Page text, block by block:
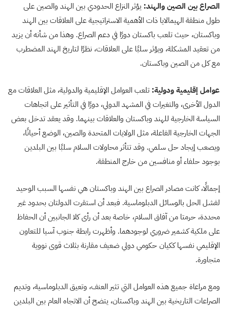
الصراع بين الصين والهند: يؤثر النزاع الحدودي بين الهند والصين على
طول منطقة الهيمالايا ذات الأهمية الاستراتيجية على العلاقات بين الهند
وباكستان، حيث تلعب باكستان دورًا في دعم الصراع. وهذا من شأنه أن يزيد
من تعقيد المشكلة، ويؤثر سلبًا على العلاقات، نظرًا لتاريخ الهند المضطرب
مع كل من الصين وباكستان.
عوامل إقليمية ودولية: تلعب العوامل الإقليمية والدولية، مثل العلاقات مع
الدول الأخرى، والتغيرات في المشهد الدولي، دورًا في التأثير على اتجاهات
السياسة الخارجية للهند وباكستان والعلاقات بينهما. وقد يعقد تدخل بعض
الجهات الخارجية الفاعلة، مثل الولايات المتحدة والصين، الوضع أحيانًا،
ويصعب إيجاد حل سلمي. وقد تتأثر محاولات السلام سلبًا بين البلدين
بوجود حلفاء أو منافسين من خارج المنطقة.
إجمالًا، كانت مصادر الصراع بين الهند وباكستان هي نفسها السبب الوحيد
لفشل الحل بالوسائل الدبلوماسية. فبعد أن استقرت الدولتان بحدود غير
محددة، حرمتا من آفاق السلام، خاصة بعد أن رأى كلا الجانبين أن الحفاظ
على ملكية كشمير ضروري لوجودهما. وأظهرت رابطة جنوب آسيا للتعاون
الإقليمي نفسها ككيان حكومي دولي ضعيف مقارنة بثلاث قوى نووية
متجاورة.
ومع مراعاة جميع هذه العوامل التي تثير العنف، وتعيق الدبلوماسية، وتديم
الصراعات التاريخية بين الهند وباكستان، يتضح أن الاتجاه العام بين البلدين